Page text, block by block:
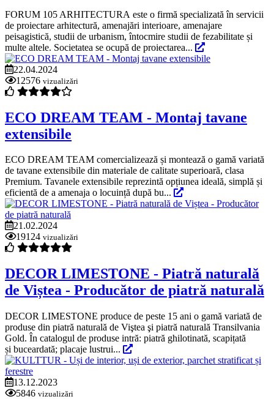
FORUM 105 ARHITECTURA este o firmă specializată în servicii
de proiectare arhitectură, amenajări interioare, amenajare
peisagistică, studii de urbanism, întocmire studii de fezabilitate și
multe altele. Societatea se ocupă de proiectarea...
22.04.2024
12576 vizualizări
ECO DREAM TEAM - Montaj tavane
extensibile
ECO DREAM TEAM comercializează și montează o gamă variată
de tavane extensibile din materiale de calitate superioară, clasa
Premium. Tavanele extensibile reprezintă opțiunea ideală, simplă și
eficientă de a amenaja o locuință după bu...
21.02.2024
19124 vizualizări
DECOR LIMESTONE - Piatră naturală
de Viștea - Producător de piatră naturală
DECOR LIMESTONE produce de peste 15 ani o gamă variată de
produse din piatră naturală de Viştea şi piatră naturală Transilvania
Gold. În catalogul de produse intră: piatră ghilotinată, scapițată
și buceardată; placaje lustrui...
13.12.2023
5846 vizualizări